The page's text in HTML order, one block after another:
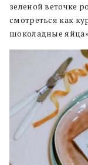
зеленой веточке
смотреться как
шоколадные